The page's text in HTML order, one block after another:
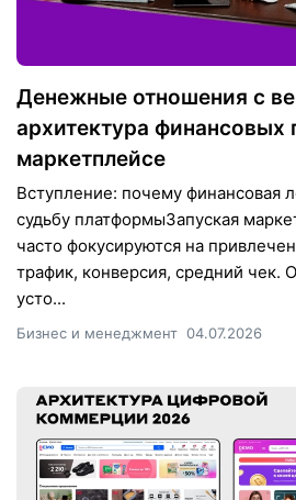
Денежные отношения с
архитектура финансовых
маркетплейсе
Вступление: почему финансовая
судьбу платформыЗапуская
часто фокусируются на
трафик, конверсия, средний чек.
усто...
Бизнес и менеджмент 04.07.2026